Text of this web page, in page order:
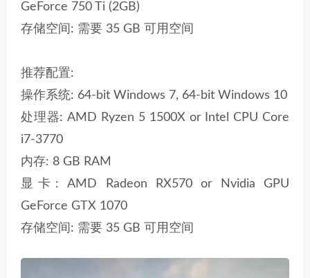
GeForce 750 Ti (2GB)
存储空间: 需要 35 GB 可用空间
推荐配置:
操作系统: 64-bit Windows 7, 64-bit Windows 10
处理器: AMD Ryzen 5 1500X or Intel CPU Core
i7-3770
内存: 8 GB RAM
显卡: AMD Radeon RX570 or Nvidia GPU
GeForce GTX 1070
存储空间: 需要 35 GB 可用空间